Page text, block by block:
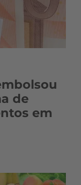
de
em